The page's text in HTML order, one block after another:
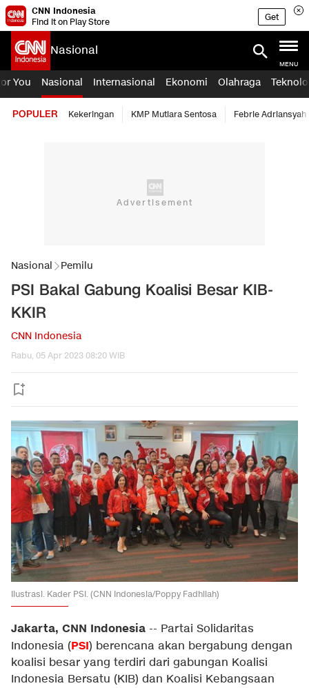
CNN Indonesia
Find it on Play Store
Get
Nasional
MENU
You Nasional Internasional Ekonomi Olahraga
POPULER Kekeringan KMP Mutiara Sentosa Febrie Adriansyah
Nasional Pemilu
PSI Bakal Gabung Koalisi Besar KIB-
KKIR
CNN Indonesia
Rabu, 05 Apr 2023 08:20 WIB
Ilustrasi. Kader PSI. (CNN Indonesia/Poppy Fadhilah)
Jakarta, CNN Indonesia -- Partai Solidaritas
Indonesia (PSI) berencana akan bergabung dengan
koalisi besar yang terdiri dari gabungan Koalisi
Indonesia Bersatu (KIB) dan Koalisi Kebangsaan